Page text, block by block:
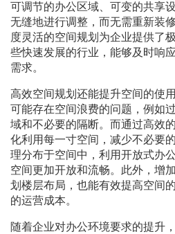
可调节的办公区域、可变的共享
无缝地进行调整，而无需重新装
度灵活的空间规划为企业提供了
些快速发展的行业，能够及时响
需求。
高效空间规划还能提升空间的使
可能存在空间浪费的问题，例如
域和不必要的隔断。而通过高效
化利用每一寸空间，减少不必要
理分布于空间中，利用开放式办
空间更加开放和流畅。此外，增
划楼层布局，也能有效提高空间
的运营成本。
随着企业对办公环境要求的提升